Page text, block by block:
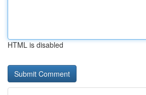
HTML is disabled